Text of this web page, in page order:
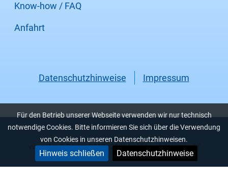
Für den Betrieb unserer Webseite verwenden wir nur technisch
notwendige Cookies. Bitte informieren Sie sich über die Verwendung
von Cookies in unseren Datenschutzhinweisen.
Hinweis schließen Datenschutzhinweise
Know-how / FAQ
Anfahrt
Datenschutzhinweise Impressum
visovativ, © Design 2012 - 2026 by 'die-webdesigner.de